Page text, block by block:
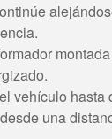
vehículo
una